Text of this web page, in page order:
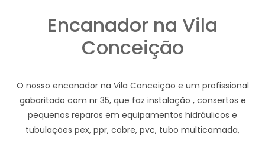
Encanador na Vila
Conceição
O nosso encanador na Vila Conceição e um profissional
gabaritado com nr 35, que faz instalação , consertos e
pequenos reparos em equipamentos hidráulicos e
tubulações pex, ppr, cobre, pvc, tubo multicamada,